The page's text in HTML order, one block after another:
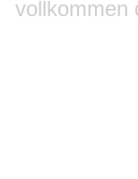
vollkommen